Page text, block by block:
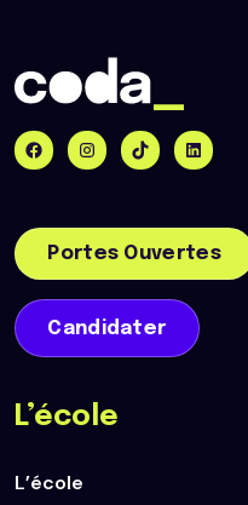
gestion des réseaux et
infrastructures critiques,
Découvrir le campus
Portes Ouvertes
Candidater
L’école
L’école